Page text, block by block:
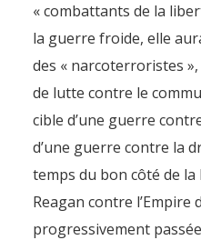
« combattants de la
la guerre froide, elle
des « narcoterroristes
de lutte contre le
cible d’une guerre
d’une guerre contre la
temps du bon côté de
Reagan contre l’Empire
progressivement